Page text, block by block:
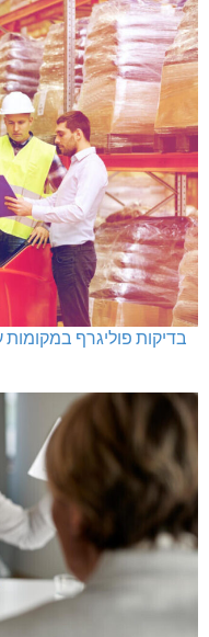
בדיקות פוליגרף